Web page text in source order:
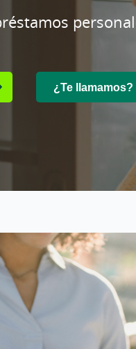
¿Te llamamos?